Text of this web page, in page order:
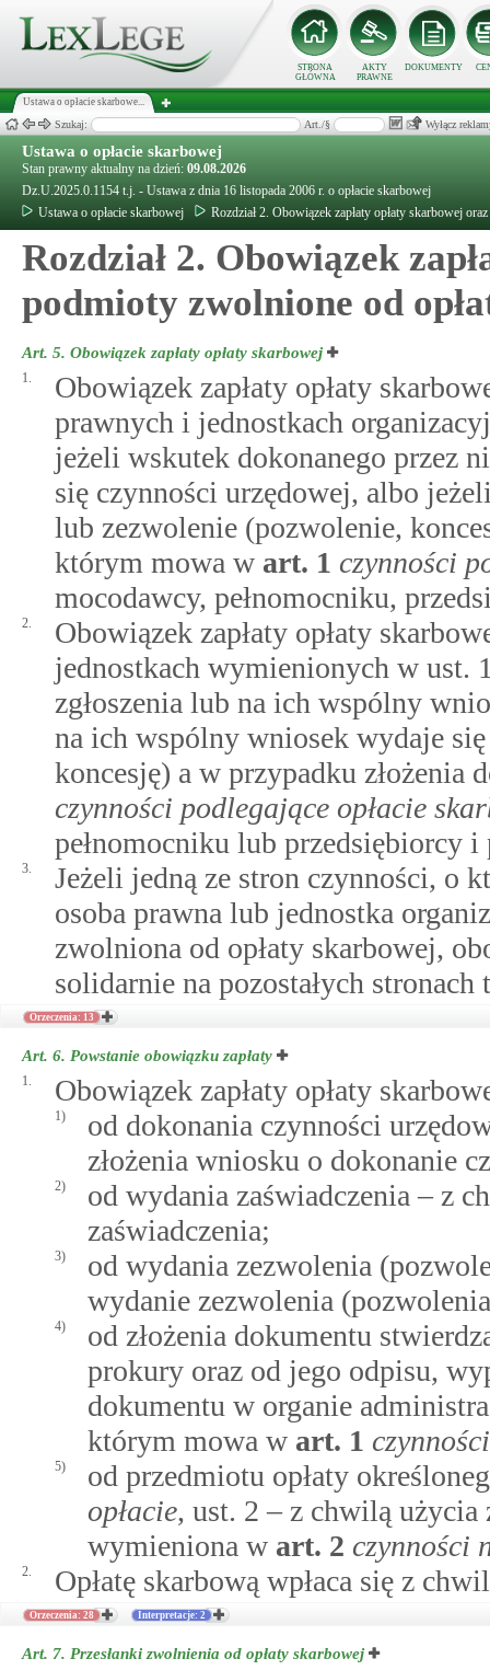
STRONA
GŁÓWNA
AKTY
PRAWNE
DOKUMENTY
Ustawa o opłacie skarbowe...
Szukaj: Art./§ Wyłącz
Ustawa o opłacie skarbowej
Stan prawny aktualny na dzień: 09.08.2026
Dz.U.2025.0.1154 t.j. - Ustawa z dnia 16 listopada 2006 r. o opłacie skarbowej
Ustawa o opłacie skarbowej
Rozdział 2. Obowiązek zapłaty opłaty skarbowej
Rozdział 2. Obowiązek
podmioty zwolnione od
Art. 5. Obowiązek zapłaty opłaty skarbowej
1.
Obowiązek zapłaty opłaty
prawnych i jednostkach
jeżeli wskutek dokonanego przez
się czynności urzędowej, albo
lub zezwolenie (pozwolenie,
którym mowa w art. 1 czynności
mocodawcy, pełnomocniku,
2.
Obowiązek zapłaty opłaty
jednostkach wymienionych w ust.
zgłoszenia lub na ich wspólny
na ich wspólny wniosek wydaje
koncesję) a w przypadku
czynności podlegające opłacie
pełnomocniku lub przedsiębiorcy i
3.
Jeżeli jedną ze stron czynności, o
osoba prawna lub jednostka
zwolniona od opłaty skarbowej,
solidarnie na pozostałych stronach
Orzeczenia: 13
Art. 6. Powstanie obowiązku zapłaty
1. Obowiązek zapłaty opłaty
1)
od dokonania czynności
złożenia wniosku o dokonanie
2)
od wydania zaświadczenia – z
zaświadczenia;
3)
od wydania zezwolenia
wydanie zezwolenia
4)
od złożenia dokumentu
prokury oraz od jego odpisu,
dokumentu w organie
którym mowa w art. 1
5)
od przedmiotu opłaty
opłacie, ust. 2 – z chwilą użycia
wymieniona w art. 2 czynności
2. Opłatę skarbową wpłaca się z
Orzeczenia: 28 Interpretacje: 2
Art. 7. Przesłanki zwolnienia od opłaty skarbowej